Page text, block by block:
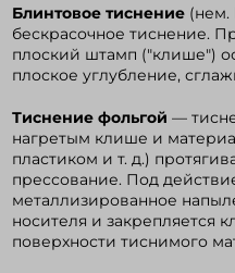
Блинтовое тиснение
бескрасочное тиснение.
плоский штамп ("клише")
плоское углубление,
Тиснение фольгой —
нагретым клише и
пластиком и т. д.)
прессование. Под
металлизированное
носителя и закрепляется
поверхности тиснимого